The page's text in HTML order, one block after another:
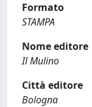
Formato
STAMPA
Nome editore
Il Mulino
Città editore
Bologna